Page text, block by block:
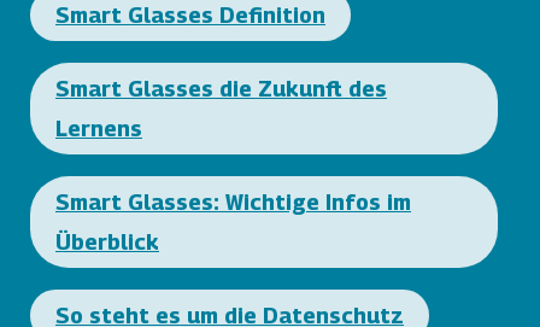
Smart Glasses Definition
Smart Glasses die Zukunft des
Lernens
Smart Glasses: Wichtige Infos im
Überblick
So steht es um die Datenschutz